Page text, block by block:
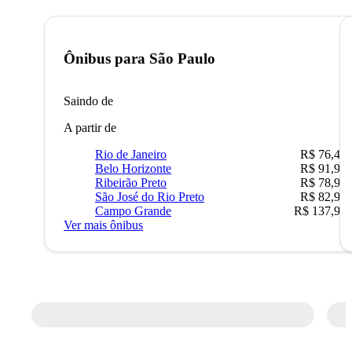
Ônibus para São Paulo
Saindo de
A partir de
Rio de Janeiro
R$ 76,42
Belo Horizonte
R$ 91,90
Ribeirão Preto
R$ 78,90
São José do Rio Preto
R$ 82,90
Campo Grande
R$ 137,90
Ver mais ônibus